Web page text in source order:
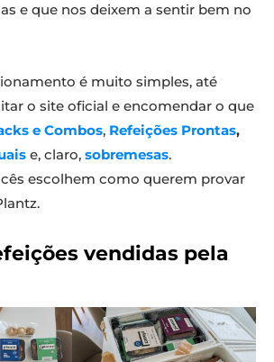
e que nos deixem a sentir bem no
é muito simples, até
o site oficial e encomendar o que
e Combos, Refeições Prontas,
e, claro, sobremesas.
escolhem como querem provar
vendidas pela